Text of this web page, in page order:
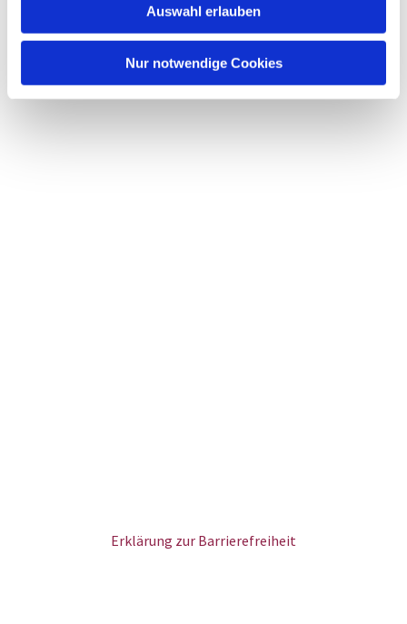
Auswahl erlauben
Nur notwendige Cookies
Erklärung zur Barrierefreiheit